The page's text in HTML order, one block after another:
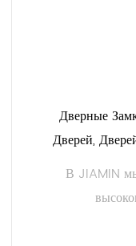
Дверные
Дверей,
В JIAMIN